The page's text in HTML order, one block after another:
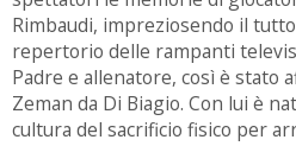
Rimbaudi, impreziosendo il
repertorio delle rampanti
Padre e allenatore, così è stato
Zeman da Di Biagio. Con lui è
cultura del sacrificio fisico per